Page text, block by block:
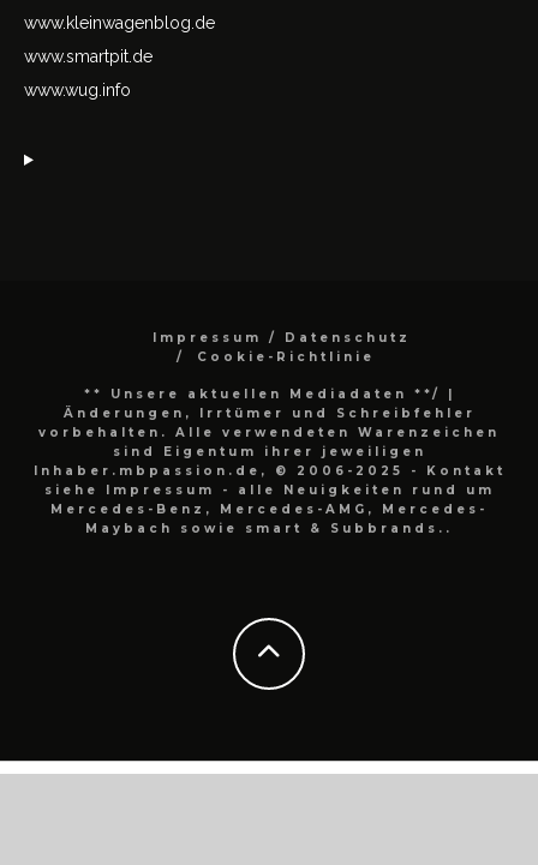
www.kleinwagenblog.de
www.smartpit.de
www.wug.info
Impressum / Datenschutz
Cookie-Richtlinie
** Unsere aktuellen Mediadaten **/
|
Änderungen, Irrtümer und Schreibfehler
vorbehalten. Alle verwendeten Warenzeichen
sind Eigentum ihrer jeweiligen
Inhaber.mbpassion.de, © 2006-2025 - Kontakt
siehe Impressum - alle Neuigkeiten rund um
Mercedes-Benz, Mercedes-AMG, Mercedes-
Maybach sowie smart & Subbrands..